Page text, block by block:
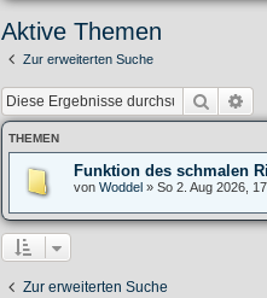
Aktive Themen
Zur erweiterten Suche
Suche
THEMEN
Funktion des schmalen
von Woddel » So 2. Aug 2026,
Zur erweiterten Suche